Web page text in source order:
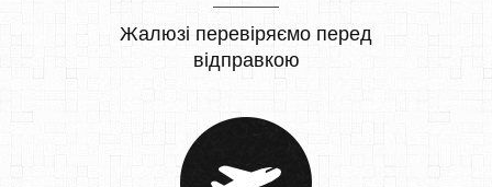
Жалюзі перевіряємо перед
відправкою